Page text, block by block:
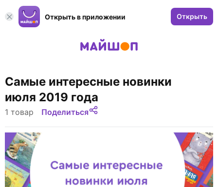
Открыть в приложении Открыть
Самые интересные новинки
июля 2019 года
1 товар Поделиться